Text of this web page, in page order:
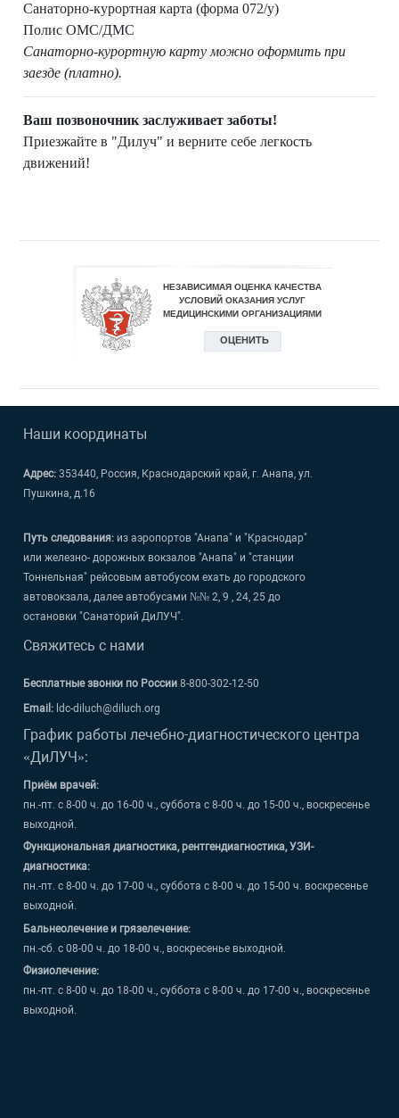
Санаторно-курортная карта (форма 072/у)
Полис ОМС/ДМС
Санаторно-курортную карту можно оформить при
заезде (платно).
Ваш позвоночник заслуживает заботы!
Приезжайте в "Дилуч" и верните себе легкость
движений!
Наши координаты
Адрес:353440, Россия, Краснодарский край, г. Анапа, ул.
Пушкина, д.16
Путь следования: из аэропортов "Анапа" и "Краснодар"
или железно- дорожных вокзалов "Анапа" и "станции
Тоннельная" рейсовым автобусом ехать до городского
автовокзала, далее автобусами №№ 2, 9 , 24, 25 до
остановки "Санаторий ДиЛУЧ".
Свяжитесь с нами
Бесплатные звонки по России8-800-302-12-50
Email: ldc-diluch@diluch.org
График работы лечебно-диагностического центра
«ДиЛУЧ»:
Приём врачей:
пн.-пт. с 8-00 ч. до 16-00 ч., суббота с 8-00 ч. до 15-00 ч., воскресенье
выходной.
Функциональная диагностика, рентгендиагностика, УЗИ-
диагностика:
пн.-пт. с 8-00 ч. до 17-00 ч., суббота с 8-00 ч. до 15-00 ч. воскресенье
выходной.
Бальнеолечение и грязелечение:
пн.-сб. с 08-00 ч. до 18-00 ч., воскресенье выходной.
Физиолечение:
пн.-пт. с 8-00 ч. до 18-00 ч., суббота с 8-00 ч. до 17-00 ч., воскресенье
выходной.